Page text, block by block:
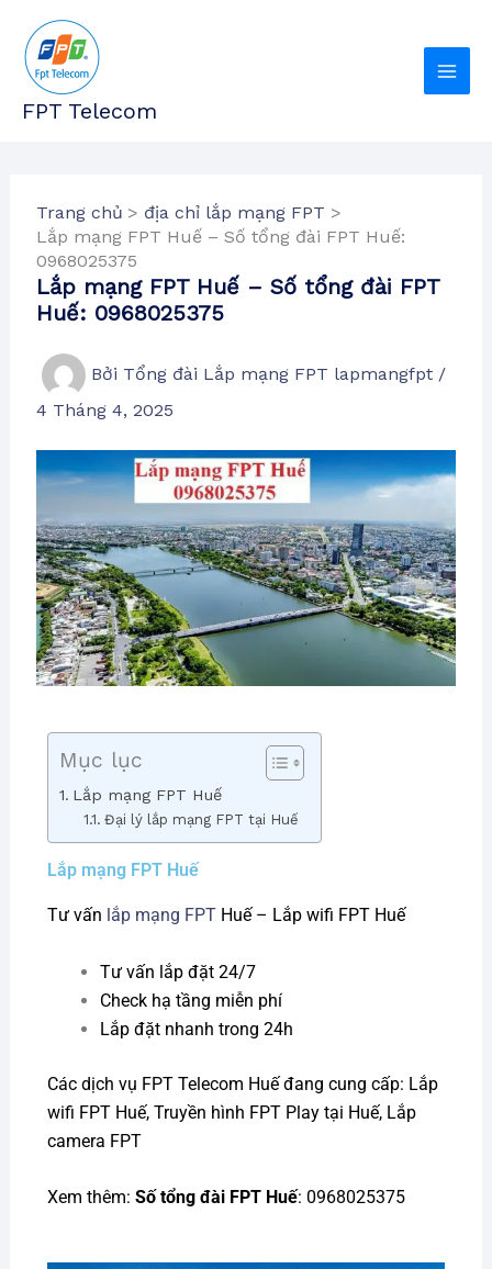
FPT Telecom
Trang chủ
địa chỉ lắp mạng FPT
Lắp mạng FPT Huế – Số tổng đài FPT Huế:
0968025375
Lắp mạng FPT Huế – Số tổng đài FPT
Huế: 0968025375
Bởi Tổng đài Lắp mạng FPT lapmangfpt /
4 Tháng 4, 2025
Mục lục
Lắp mạng FPT Huế
Đại lý lắp mạng FPT tại Huế
Lắp mạng FPT Huế
Tư vấn lắp mạng FPTHuế – Lắp wifi FPT Huế
Tư vấn lắp đặt 24/7
Check hạ tầng miễn phí
Lắp đặt nhanh trong 24h
Các dịch vụ FPT Telecom Huế đang cung cấp: Lắp
wifi FPT Huế, Truyền hình FPT Play tại Huế, Lắp
camera FPT
Xem thêm: Số tổng đài FPTHuế: 0968025375